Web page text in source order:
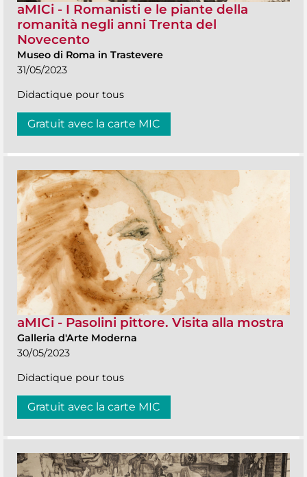
aMICi - I Romanisti e le piante della
romanità negli anni Trenta del
Novecento
Museo di Roma in Trastevere
31/05/2023
Didactique pour tous
Gratuit avec la carte MIC
aMICi - Pasolini pittore. Visita alla mostra
Galleria d'Arte Moderna
30/05/2023
Didactique pour tous
Gratuit avec la carte MIC